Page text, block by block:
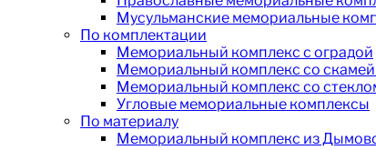
Мусульманские мемориальные
По комплектации
Мемориальный комплекс с оградой
Мемориальный комплекс со
Мемориальный комплекс со
Угловые мемориальные комплексы
По материалу
Мемориальный комплекс из